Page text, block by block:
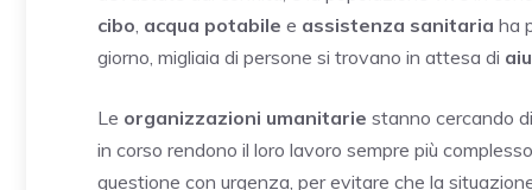
cibo acqua potabile e assistenza sanitaria ha
giorno, migliaia di persone si trovano in attesa di
Le organizzazioni umanitarie stanno cercando
in corso rendono il loro lavoro sempre più
questione con urgenza, per evitare che la